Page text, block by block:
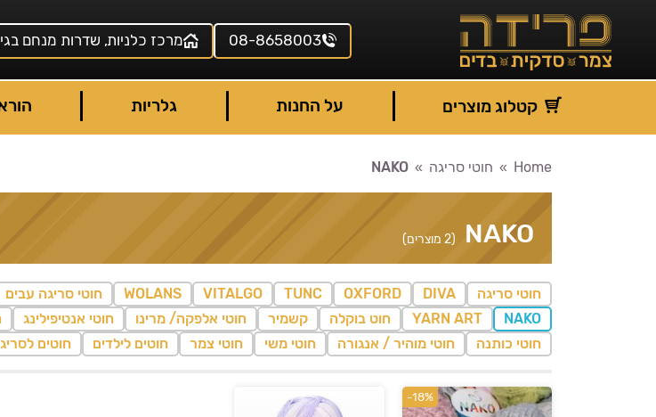
08-8658003 מרכז כלניות, שדרות מנחם
קטלוג מוצרים על החנות גלריות
You are here:
Home חוטי סריגה NAKO
NAKO (2 מוצרים)
חוטי סריגה DIVA
OXFORD
TUNC
VITALGO
WOLANS חוטי סריגה עבים
NAKO
YARN ART חוט בוקלה קשמיר חוטי אלפקה/ מרינו חוטי אנטיפילינג
חוטי כותנה
חוטי מוהיר / אנגורה חוטי משי חוטי צמר חוטים לילדים חוטים
-18%